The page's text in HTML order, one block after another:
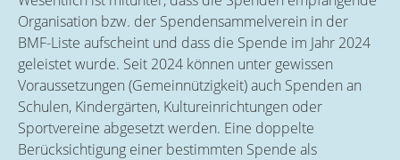
Organisation bzw. der Spendensammelverein in der
BMF-Liste aufscheint und dass die Spende im Jahr 2024
geleistet wurde. Seit 2024 können unter gewissen
Voraussetzungen (Gemeinnützigkeit) auch Spenden an
Schulen, Kindergärten, Kultureinrichtungen oder
Sportvereine abgesetzt werden. Eine doppelte
Berücksichtigung einer bestimmten Spende als